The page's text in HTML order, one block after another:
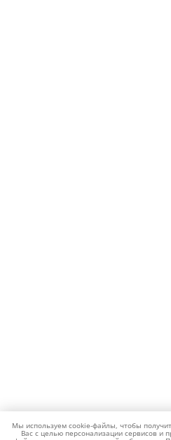
Мы используем cookie-файлы, чтобы
Вас с целью персонализации сервисов и